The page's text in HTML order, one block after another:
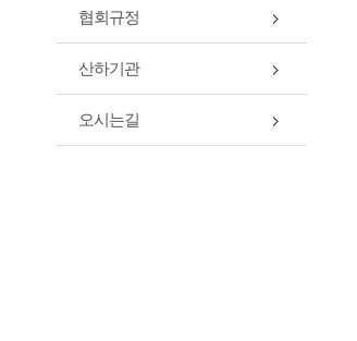
협회규정
산하기관
오시는길